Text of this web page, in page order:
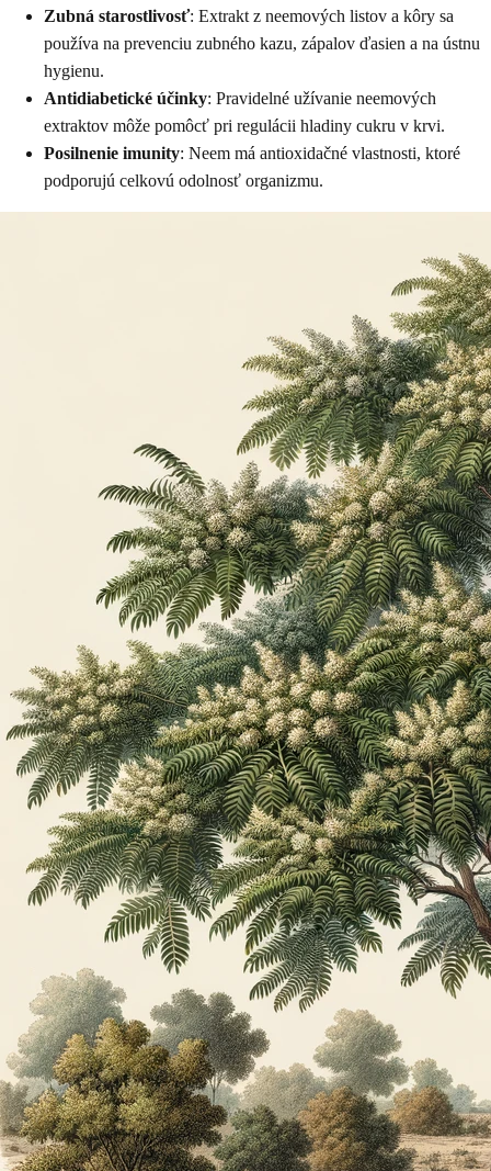
Zubná starostlivosť: Extrakt z neemových listov a kôry sa
používa na prevenciu zubného kazu, zápalov ďasien a na ústnu
hygienu.
Antidiabetické účinky: Pravidelné užívanie neemových
extraktov môže pomôcť pri regulácii hladiny cukru v krvi.
Posilnenie imunity: Neem má antioxidačné vlastnosti, ktoré
podporujú celkovú odolnosť organizmu.